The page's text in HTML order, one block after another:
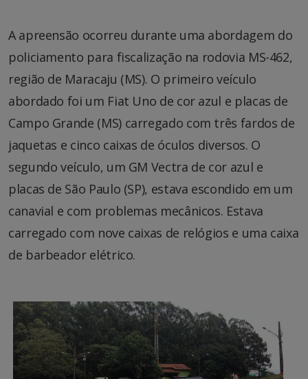
A apreensão ocorreu durante uma abordagem do
policiamento para fiscalização na rodovia MS-462,
região de Maracaju (MS). O primeiro veículo
abordado foi um Fiat Uno de cor azul e placas de
Campo Grande (MS) carregado com três fardos de
jaquetas e cinco caixas de óculos diversos. O
segundo veículo, um GM Vectra de cor azul e
placas de São Paulo (SP), estava escondido em um
canavial e com problemas mecânicos. Estava
carregado com nove caixas de relógios e uma caixa
de barbeador elétrico.